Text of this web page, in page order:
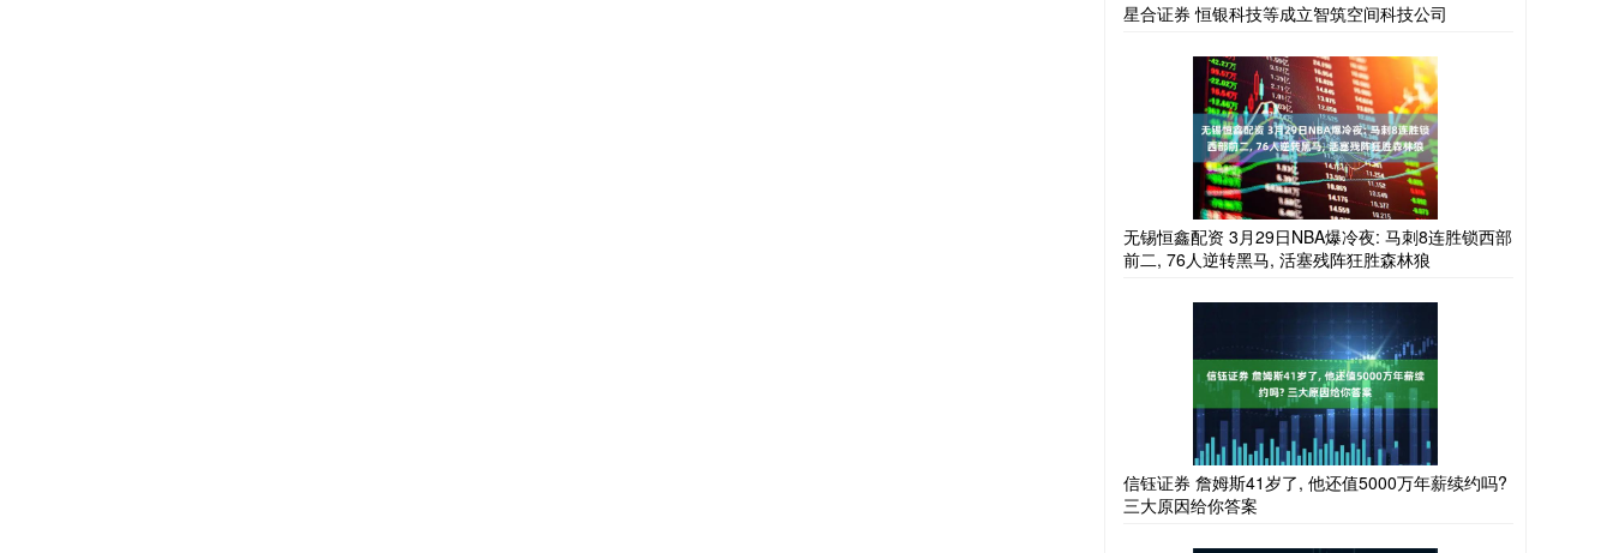
星合证券 恒银科技等成立智筑空间科技公司
无锡恒鑫配资 3月29日NBA爆冷夜: 马刺8连胜锁西部
前二, 76人逆转黑马, 活塞残阵狂胜森林狼
信钰证券 詹姆斯41岁了, 他还值5000万年薪续约吗?
三大原因给你答案